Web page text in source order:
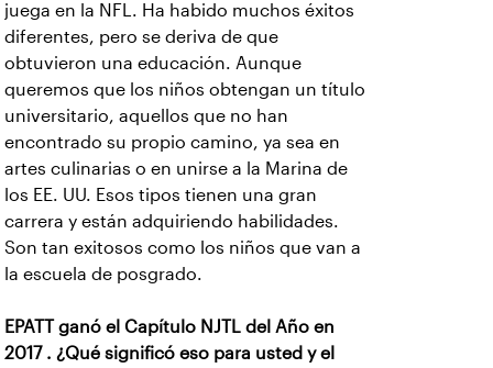
juega en la NFL. Ha habido muchos éxitos
diferentes, pero se deriva de que
obtuvieron una educación. Aunque
queremos que los niños obtengan un título
universitario, aquellos que no han
encontrado su propio camino, ya sea en
artes culinarias o en unirse a la Marina de
los EE. UU. Esos tipos tienen una gran
carrera y están adquiriendo habilidades.
Son tan exitosos como los niños que van a
la escuela de posgrado.
EPATT ganó el Capítulo NJTL del Año en
2017 . ¿Qué significó eso para usted y el